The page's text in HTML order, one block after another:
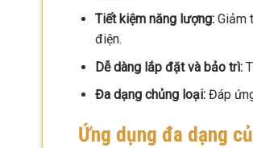
Tiết kiệm năng lượng:Giảm
điện.
Dễ dàng lắp đặt và bảo trì:
Đa dạng chủng loại:Đáp
Ứng dụng đa dạng